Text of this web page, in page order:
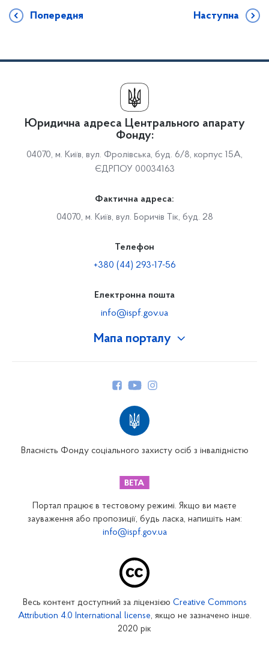
Попередня Наступна
Мапа порталу
Закарпатське відділення
Запорізьке відділення
Кіровоградське відділення
Юридична адреса Центрального апарату
Фонду:
04070, м. Київ, вул. Фролівська, буд. 6/8, корпус 15А,
ЄДРПОУ 00034163
Фактична адреса:
04070, м. Київ, вул. Боричів Тік, буд. 28
Телефон
+380 (44) 293-17-56
Електронна пошта
info@ispf.gov.ua
Власність Фонду соціального захисту осіб з інвалідністю
Портал працює в тестовому режимі. Якщо ви маєте
зауваження або пропозиції, будь ласка, напишіть нам:
info@ispf.gov.ua
Весь контент доступний за ліцензією Creative Commons
Attribution 4.0 International license, якщо не зазначено інше.
2020 рік